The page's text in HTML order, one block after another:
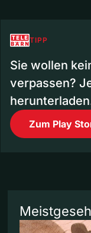
TIPP
Sie wollen
verpassen?
Zum Play